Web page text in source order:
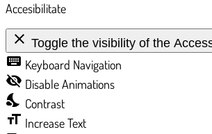
Accesibilitate
close Toggle the visibility of the
keyboard Keyboard Navigation
visibility_off Disable Animations
nights_stay Contrast
format_size Increase Text